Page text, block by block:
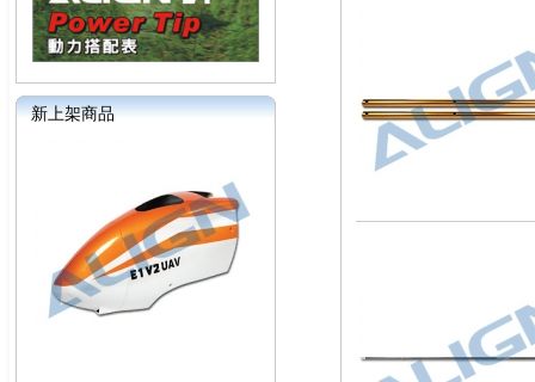
新上架商品